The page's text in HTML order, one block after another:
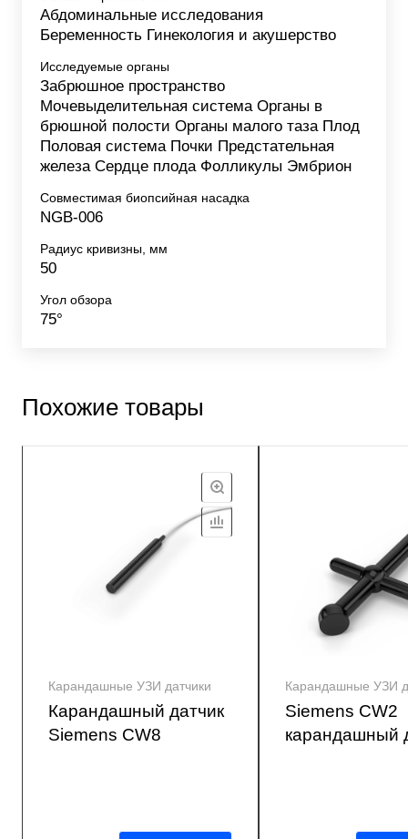
Абдоминальные исследования
Беременность Гинекология и акушерство
Исследуемые органы
Забрюшное пространство
Мочевыделительная система Органы в
брюшной полости Органы малого таза Плод
Половая система Почки Предстательная
железа Сердце плода Фолликулы Эмбрион
Совместимая биопсийная насадка
NGB-006
Радиус кривизны, мм
50
Угол обзора
75°
Похожие товары
Карандашные УЗИ датчики
Карандашный датчик
Siemens CW8
Карандашные УЗИ
Siemens CW2
карандашный